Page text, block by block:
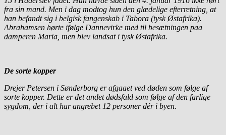
fra sin mand. Men i dag modtog hun den glædelige efterretning, at
han befandt sig i belgisk fangenskab i Tabora (tysk Østafrika).
Abrahamsen hørte ifølge Dannevirke med til besætningen paa
damperen Maria, men blev landsat i tysk Østafrika.
De sorte kopper
Drejer Petersen i Sønderborg er afgaaet ved døden som følge af
sorte kopper. Dette er det andet dødsfald som følge af den farlige
sygdom, der i alt har angrebet 12 personer dér i byen.